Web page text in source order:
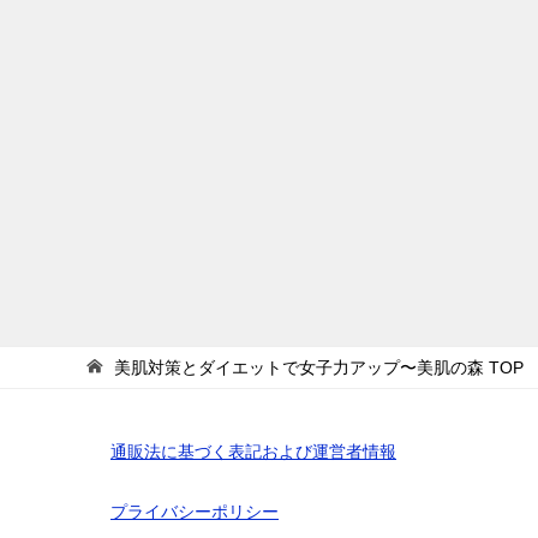
美肌対策とダイエットで女子力アップ〜美肌の森 TOP
通販法に基づく表記および運営者情報
プライバシーポリシー